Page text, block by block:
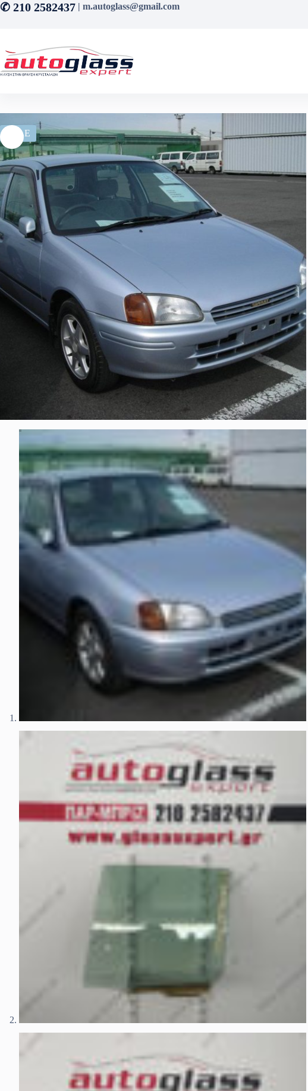
Μετάβαση
στο
✆ 210 2582437 | m.autoglass@gmail.com
SALE